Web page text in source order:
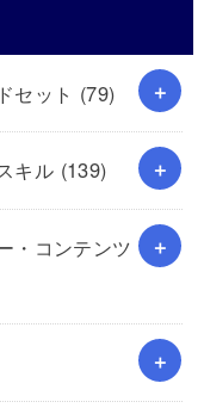
セット (79)
キル (139)
・コンテンツ